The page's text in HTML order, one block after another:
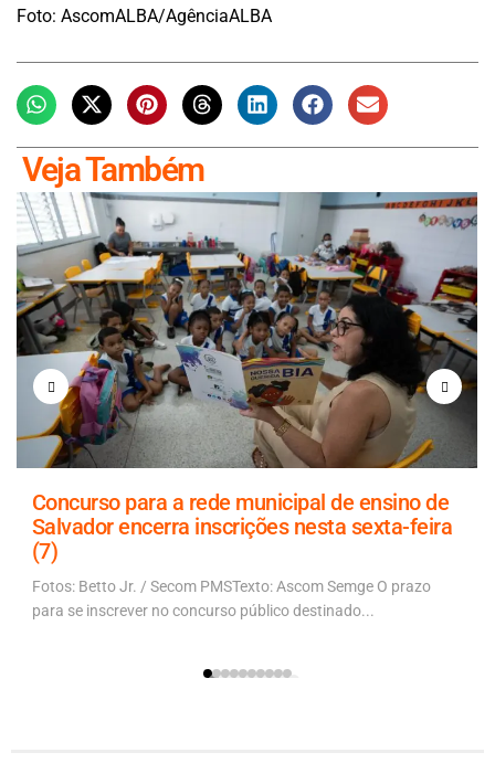
Foto: AscomALBA/AgênciaALBA
Veja Também
Concurso para a rede municipal de ensino de
Salvador encerra inscrições nesta sexta-feira
(7)
Fotos: Betto Jr. / Secom PMSTexto: Ascom Semge O prazo
para se inscrever no concurso público destinado...